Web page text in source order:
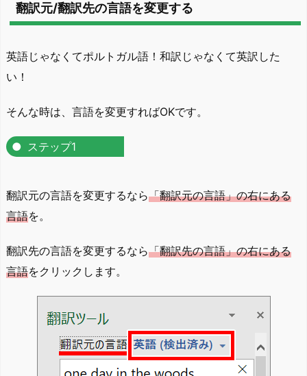
翻訳元/翻訳先の言語を変更する
英語じゃなくてポルトガル語！和訳じゃなくて英訳した
い！
そんな時は、言語を変更すればOKです。
ステップ1
翻訳元の言語を変更するなら「翻訳元の言語」の右にある
言語を。
翻訳先の言語を変更するなら「翻訳先の言語」の右にある
言語をクリックします。